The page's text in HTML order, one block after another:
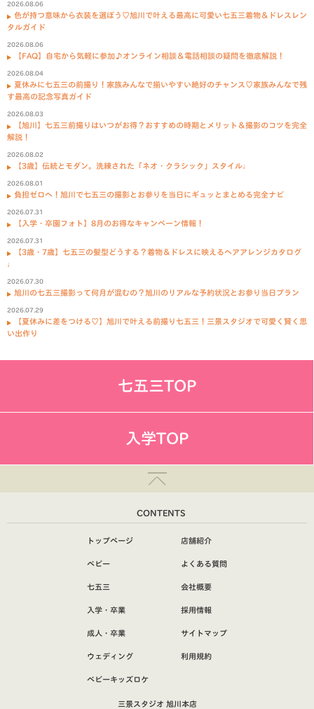
2026.08.06
色が持つ意味から衣装を選ぼう♡旭川で叶える最高に可愛い七五三着物＆ドレスレン
タルガイド
2026.08.06
【FAQ】自宅から気軽に参加♪オンライン相談＆電話相談の疑問を徹底解説！
2026.08.04
夏休みに七五三の前撮り！家族みんなで揃いやすい絶好のチャンス♡家族みんなで残
す最高の記念写真ガイド
2026.08.03
【旭川】七五三前撮りはいつがお得？おすすめの時期とメリット＆撮影のコツを完全
解説！
2026.08.02
【3歳】伝統とモダン。洗練された「ネオ・クラシック」スタイル♩
2026.08.01
負担ゼロへ！旭川で七五三の撮影とお参りを当日にギュッとまとめる完全ナビ
2026.07.31
【入学・卒園フォト】8月のお得なキャンペーン情報！
2026.07.31
【3歳・7歳】七五三の髪型どうする？着物＆ドレスに映えるヘアアレンジカタログ
♩
2026.07.30
旭川の七五三撮影って何月が混むの？旭川のリアルな予約状況とお参り当日プラン
2026.07.29
【夏休みに差をつける♡】旭川で叶える前撮り七五三！三景スタジオで可愛く賢く思
い出作り
七五三TOP
入学TOP
CONTENTS
トップページ
ベビー
七五三
入学・卒業
成人・卒業
ウェディング
ベビーキッズロケ
店舗紹介
よくある質問
会社概要
採用情報
サイトマップ
利用規約
三景スタジオ 旭川本店